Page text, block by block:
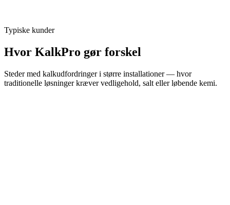
Typiske kunder
Hvor KalkPro gør forskel
Steder med kalkudfordringer i større installationer — hvor
traditionelle løsninger kræver vedligehold, salt eller løbende kemi.